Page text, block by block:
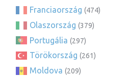
Franciaország (474)
Olaszország (379)
Portugália (297)
Törökország (261)
Moldova (209)